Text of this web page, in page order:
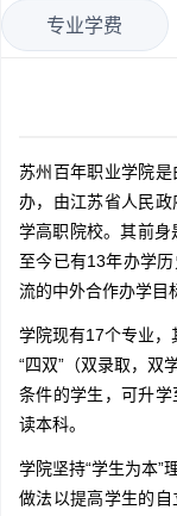
专业学费
苏州百年职业学院
办，由江苏省人民
学高职院校。其前身
至今已有13年办学
流的中外合作办学目
学院现有17个专业
“四双”（双录取，双
条件的学生，可升
读本科。
学院坚持“学生为本”
做法以提高学生的